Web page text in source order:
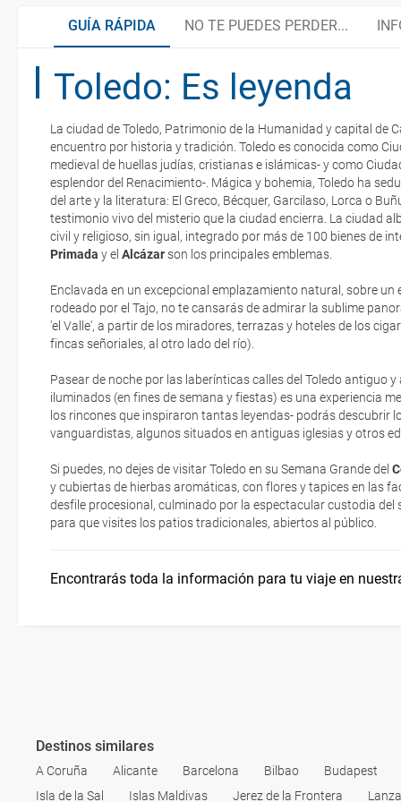
GUÍA RÁPIDA NO TE PUEDES PERDER...
Toledo: Es leyenda
La ciudad de Toledo, Patrimonio de la Humanidad y capital de
encuentro por historia y tradición. Toledo es conocida como
medieval de huellas judías, cristianas e islámicas- y como
esplendor del Renacimiento-. Mágica y bohemia, Toledo ha
del arte y la literatura: El Greco, Bécquer, Garcilaso, Lorca o
testimonio vivo del misterio que la ciudad encierra. La ciudad
civil y religioso, sin igual, integrado por más de 100 bienes de
Primada y el Alcázar son los principales emblemas.
Enclavada en un excepcional emplazamiento natural, sobre un
rodeado por el Tajo, no te cansarás de admirar la sublime
'el Valle', a partir de los miradores, terrazas y hoteles de los
fincas señoriales, al otro lado del río).
Pasear de noche por las laberínticas calles del Toledo antiguo
iluminados (en fines de semana y fiestas) es una experiencia
los rincones que inspiraron tantas leyendas- podrás descubrir
vanguardistas, algunos situados en antiguas iglesias y otros
Si puedes, no dejes de visitar Toledo en su Semana Grande del
y cubiertas de hierbas aromáticas, con flores y tapices en las
desfile procesional, culminado por la espectacular custodia del
para que visites los patios tradicionales, abiertos al público.
Encontrarás toda la información para tu viaje en
Las minas más antiguas del mundo
La ciudad de las culturas
Parques Nacionales de Castilla-La Mancha
Rutas Gastronómicas
Organiza tu viaje
¿Cómo llegar?
¿Dónde alojarse?
Asistencia sanitaria
Teléfonos de interés
La documentación de tu reserva te será enviada por mail en el
esté realizado completamente.
Respecto a las tarjetas de embarque, casi todas las compañías
electrónicos por lo que podrás obtenerlas directamente en los
realizando el check-in por su web.
exigen la presentación de la tarjeta de embarque (que deberás
no te carguen un suplemento extra en el mismo aeropuerto.
En caso de tener que enviarte la documentación de un paquete
imprimir y llevar contigo en el viaje.
Esta documentación te será requerida en el mostrador de la
check-in el día de la salida.
Destinos similares
A Coruña Alicante Barcelona Bilbao Budapest
Isla de la Sal
Islas Maldivas Jerez de la Frontera